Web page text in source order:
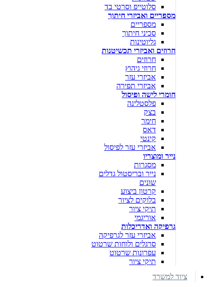
סלוטייפ וסרטי בד
מספריים ואביזרי חיתוך
מספריים
סכיני חיתוך
גליוטינות
חרוזים ואביזרי תכשיטנות
חרוזים
חרוזי גיהוץ
אביזרי עזר
אביזרי תפירה
חומרי לישה ופיסול
פלסטלינה
בצק
חימר
דאס
קינטי
אביזרי עזר לפיסול
נייר ומוצריו
מסגרות
נייר ובריסטול גדלים
שונים
קרטון ביצוע
בלוקים לציור
תיקי ציור
אוריגמי
גרפיקה ואדריכלות
אביזרי עזר לגרפיקה
סרגלים ולוחות שרטוט
עפרונות שרטוט
תיקי ציור
ציוד למשרד